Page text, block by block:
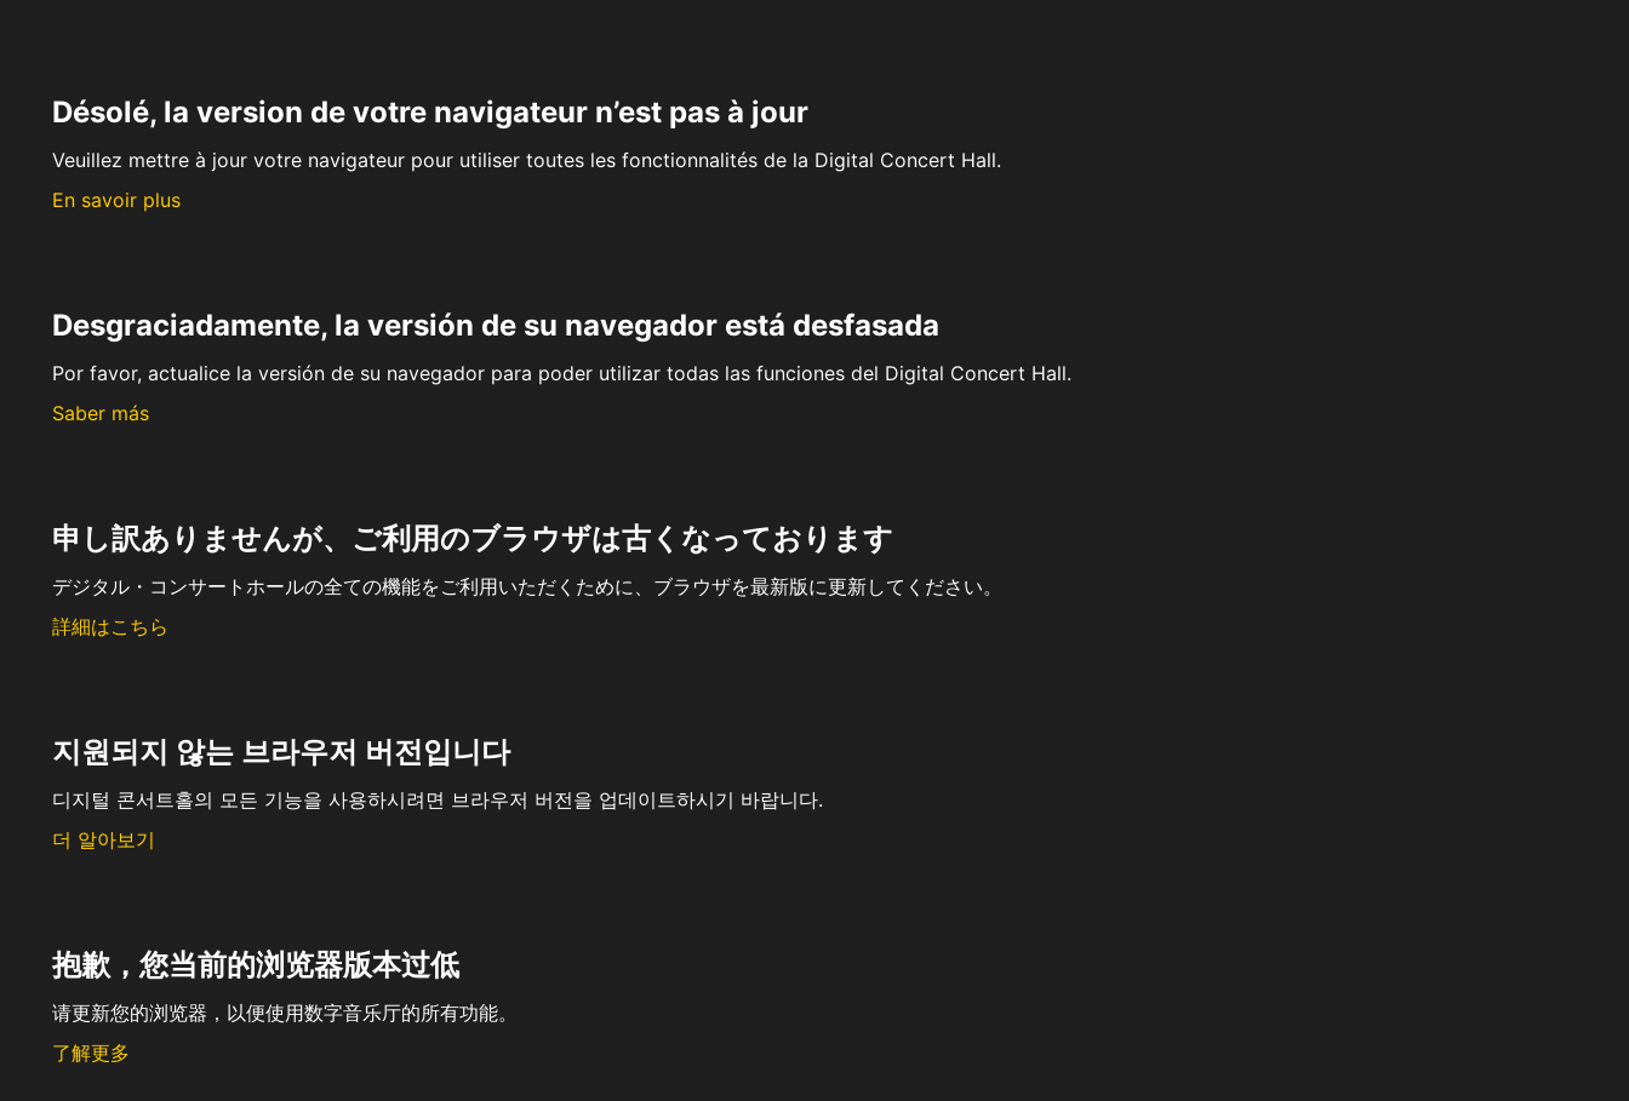
Désolé, la version de votre navigateur n’est pas à jour
Veuillez mettre à jour votre navigateur pour utiliser toutes les fonctionnalités de la Digital Concert Hall.
En savoir plus
Desgraciadamente, la versión de su navegador está desfasada
Por favor, actualice la versión de su navegador para poder utilizar todas las funciones del Digital Concert Hall.
Saber más
申し訳ありませんが、ご利用のブラウザは古くなっております
デジタル・コンサートホールの全ての機能をご利用いただくために、ブラウザを最新版に更新してください。
詳細はこちら
지원되지 않는 브라우저 버전입니다
디지털 콘서트홀의 모든 기능을 사용하시려면 브라우저 버전을 업데이트하시기 바랍니다.
더 알아보기
抱歉，您当前的浏览器版本过低
请更新您的浏览器，以便使用数字音乐厅的所有功能。
了解更多